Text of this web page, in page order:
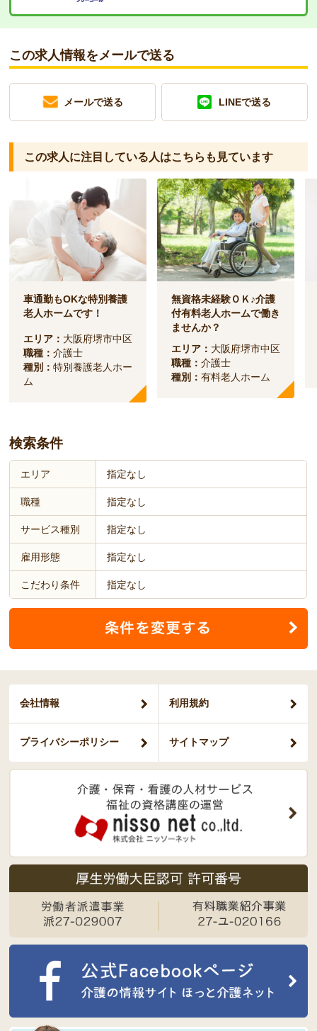
この求人情報をメールで送る
メールで送る LINEで送る
この求人に注目している人はこちらも見ています
車通勤もOKな特別養護
老人ホームです！
エリア： 大阪府堺市中区
職種：介護士
種別：特別養護老人ホー
ム
無資格未経験ＯＫ♪介護
付有料老人ホームで働き
ませんか？
エリア： 大阪府堺市中区
職種：介護士
種別：有料老人ホーム
検索条件
エリア 指定なし
職種 指定なし
サービス種別 指定なし
雇用形態 指定なし
こだわり条件 指定なし
会社情報 利用規約
プライバシーポリシー サイトマップ